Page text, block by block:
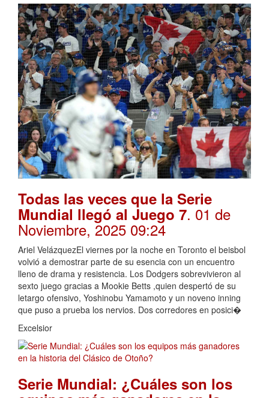
Todas las veces que la Serie
Mundial llegó al Juego 7. 01 de
Noviembre, 2025 09:24
Ariel VelázquezEl viernes por la noche en Toronto el beisbol
volvió a demostrar parte de su esencia con un encuentro
lleno de drama y resistencia. Los Dodgers sobrevivieron al
sexto juego gracias a Mookie Betts ,quien despertó de su
letargo ofensivo, Yoshinobu Yamamoto y un noveno inning
que puso a prueba los nervios. Dos corredores en posici�
Excelsior
Serie Mundial: ¿Cuáles son los